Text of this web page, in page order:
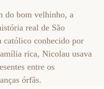
do bom velhinho, a
real de São
conhecido por
rica, Nicolau usava
entre os
órfãs.